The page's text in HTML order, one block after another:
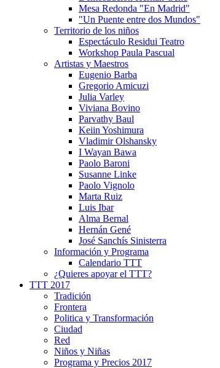
Mesa Redonda "En Madrid"
"Un Puente entre dos Mundos"
Territorio de los niños
Espectáculo Residui Teatro
Workshop Paula Pascual
Artistas y Maestros
Eugenio Barba
Gregorio Amicuzi
Julia Varley
Viviana Bovino
Parvathy Baul
Keiin Yoshimura
Vladimir Olshansky
I Wayan Bawa
Paolo Baroni
Susanne Linke
Paolo Vignolo
Marta Ruiz
Luis Ibar
Alma Bernal
Hernán Gené
José Sanchís Sinisterra
Información y Programa
Calendario TTT
¿Quieres apoyar el TTT?
TTT 2017
Tradición
Frontera
Politica y Transformación
Ciudad
Red
Niños y Niñas
Programa y Precios 2017